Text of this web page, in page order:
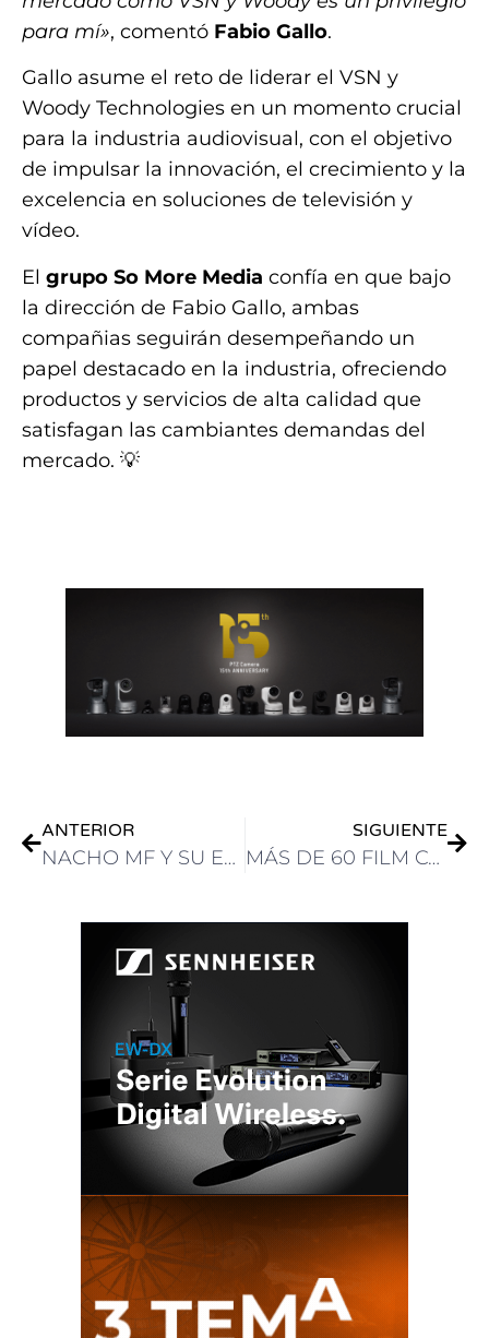
para mí», comentó Fabio Gallo.
Gallo asume el reto de liderar el VSN y
Woody Technologies en un momento crucial
para la industria audiovisual, con el objetivo
de impulsar la innovación, el crecimiento y la
excelencia en soluciones de televisión y
vídeo.
El grupo So More Media confía en que bajo
la dirección de Fabio Gallo, ambas
compañias seguirán desempeñando un
papel destacado en la industria, ofreciendo
productos y servicios de alta calidad que
satisfagan las cambiantes demandas del
mercado. 💡
ANTERIOR
NACHO MF Y SU EQUIPO ESTÁN PRESENTES EN LA SEMANA ABC BRAZIL CON LAS ULTIMAS CÁMARAS DE RED: RAPTOR X Y KOMODO X
SIGUIENTE
MÁS DE 60 FILM COMISSION IBEROAMERICANAS FIRMAN UN HISTÓRICO ACUERDO PARA IMPULSAR LA COPRODUCCIÓN EN LA REGIÓN